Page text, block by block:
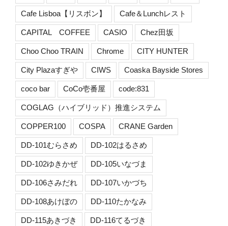
Cafe Lisboa【リスボン】 Cafe＆Lunchレスト
CAPITAL COFFEE CASIO Chez田坂
Choo Choo TRAIN Chrome CITY HUNTER
City Plazaすぎや CIWS Coaska Bayside Stores
coco bar CoCo壱番屋 code:831
COGLAG（ハイブリッド）推進システム
COPPER100 COSPA CRANE Garden
DD-101むらさめ DD-102はるさめ
DD-102ゆきかぜ DD-105いなづま
DD-106さみだれ DD-107いかづち
DD-108あけぼの DD-110たかなみ
DD-115あきづき DD-116てるづき